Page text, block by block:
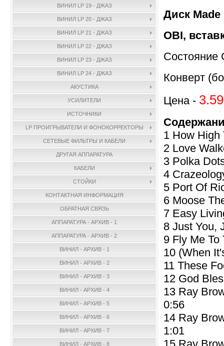
ВИНИЛ LP 19 - ДЖАЗ
ВИНИЛ LP 20 - ДЖАЗ
ВИНИЛ LP 21 - ДЖАЗ
ВИНИЛ LP 22 - ДЖАЗ
ВИНИЛ LP 23 - ДЖАЗ
ВИНИЛ LP 24 - ДЖАЗ
АКУСТИКА
УСИЛИТЕЛИ
ИСТОЧНИКИ
LP ПРОИГРЫВАТЕЛИ И ФОНОКОРРЕКТОРЫ
СЕТЕВЫЕ ФИЛЬТРЫ И КАБЕЛИ
ДРУГАЯ АППАРАТУРА
КАБЕЛИ
СТОЙКИ
КОНТАКТНАЯ ИНФОРМАЦИЯ
ОБРАТНАЯ СВЯЗЬ
АППАРАТУРА - АРХИВ - 1
АППАРАТУРА - АРХИВ - 2
ВИНИЛ - АРХИВ - 1
ВИНИЛ - АРХИВ - 2
ВИНИЛ - АРХИВ - 3
ВИНИЛ - АРХИВ - 4
ВИНИЛ - АРХИВ - 5
ВИНИЛ - АРХИВ - 6
ВИНИЛ - АРХИВ - 7
ВИНИЛ - АРХИВ - 8
Диск Made
OBI,
Состояние
Конверт
Цена -
1 How High
2 Love
3 Polka
4
5 Port Of
6 Moose
7 Easy
8 Just You,
9 Fly Me To
10 (When
11 These
12 God
13 Ray
0:56
14 Ray
1:01
15 Ray